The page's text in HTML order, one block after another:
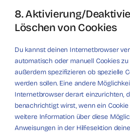
8. Aktivierung/
Löschen von Cookies
Du kannst deinen Internetbrowser
automatisch oder manuell Cookies
außerdem spezifizieren ob spezielle
werden sollen. Eine andere
Internetbrowser derart einzurichten,
benachrichtigt wirst, wenn ein
weitere Information über diese
Anweisungen in der Hilfesektion